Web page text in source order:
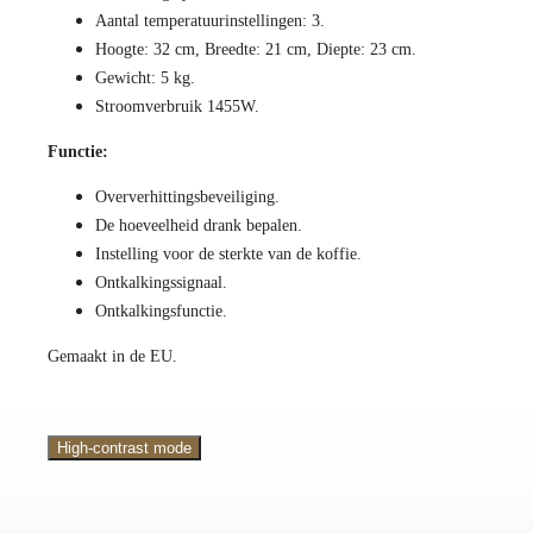
Aantal temperatuurinstellingen: 3.
Hoogte: 32 cm, Breedte: 21 cm, Diepte: 23 cm.
Gewicht: 5 kg.
Stroomverbruik 1455W.
Functie:
Oververhittingsbeveiliging.
De hoeveelheid drank bepalen.
Instelling voor de sterkte van de koffie.
Ontkalkingssignaal.
Ontkalkingsfunctie.
Gemaakt in de EU.
High-contrast mode